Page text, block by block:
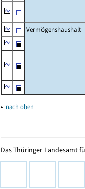
Vermögenshaushalt
▴ nach oben
Das Thüringer Landesamt